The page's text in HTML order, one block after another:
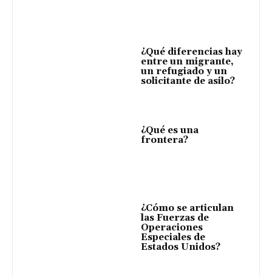
¿Qué diferencias hay
entre un migrante,
un refugiado y un
solicitante de asilo?
¿Qué es una
frontera?
¿Cómo se articulan
las Fuerzas de
Operaciones
Especiales de
Estados Unidos?